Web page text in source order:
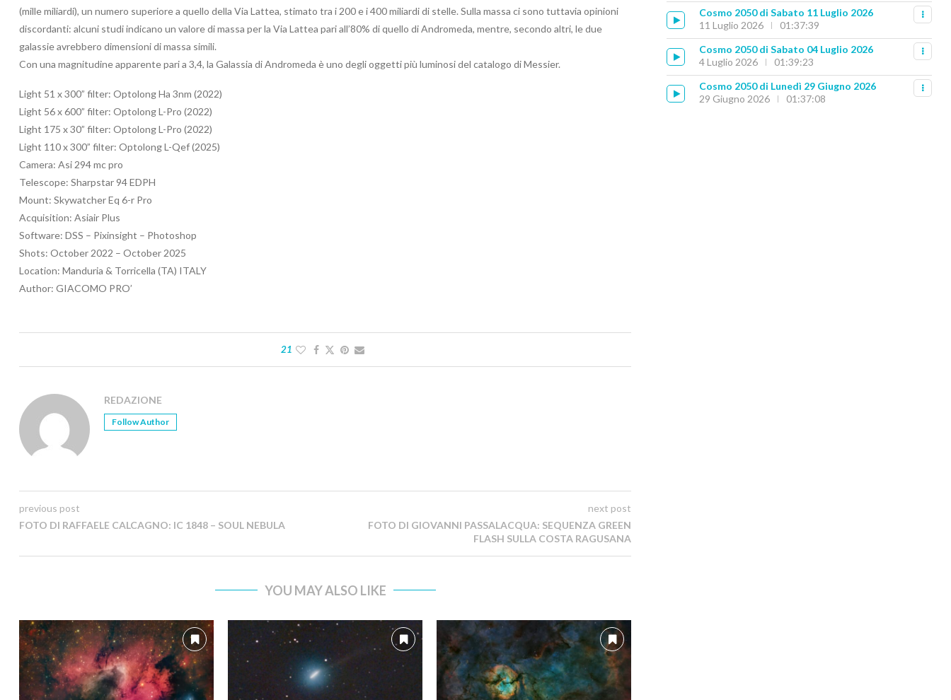
(mille miliardi), un numero superiore a quello della Via Lattea, stimato tra i 200 e i 400 miliardi di stelle. Sulla massa ci sono tuttavia opinioni
discordanti: alcuni studi indicano un valore di massa per la Via Lattea pari all’80% di quello di Andromeda, mentre, secondo altri, le due
galassie avrebbero dimensioni di massa simili.
Con una magnitudine apparente pari a 3,4, la Galassia di Andromeda è uno degli oggetti più luminosi del catalogo di Messier.
Light 51 x 300” filter: Optolong Ha 3nm (2022)
Light 56 x 600” filter: Optolong L-Pro (2022)
Light 175 x 30” filter: Optolong L-Pro (2022)
Light 110 x 300” filter: Optolong L-Qef (2025)
Camera: Asi 294 mc pro
Telescope: Sharpstar 94 EDPH
Mount: Skywatcher Eq 6-r Pro
Acquisition: Asiair Plus
Software: DSS – Pixinsight – Photoshop
Shots: October 2022 – October 2025
Location: Manduria & Torricella (TA) ITALY
Author: GIACOMO PRO’
21
REDAZIONE
Follow Author
previous post
FOTO DI RAFFAELE CALCAGNO: IC 1848 – SOUL NEBULA
next post
FOTO DI GIOVANNI PASSALACQUA: SEQUENZA GREEN
FLASH SULLA COSTA RAGUSANA
YOU MAY ALSO LIKE
Cosmo 2050 di Sabato 11 Luglio 2026
11 Luglio 2026
01:37:39
Cosmo 2050 di Sabato 04 Luglio 2026
4 Luglio 2026
01:39:23
Cosmo 2050 di Lunedì 29 Giugno 2026
29 Giugno 2026
01:37:08